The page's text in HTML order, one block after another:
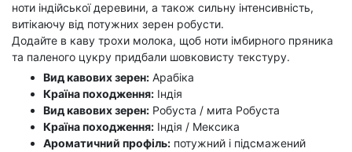
ноти індійської деревини, а також сильну інтенсивність,
витікаючу від потужних зерен робусти.
Додайте в каву трохи молока, щоб ноти імбирного пряника
та паленого цукру придбали шовковисту текстуру.
Вид кавових зерен: Арабіка
Країна походження: Індія
Вид кавових зерен: Робуста / мита Робуста
Країна походження: Індія / Мексика
Ароматичний профіль: потужний і підсмажений